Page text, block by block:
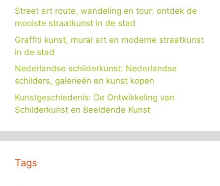
Street art route, wandeling en tour: ontdek de
mooiste straatkunst in de stad
Graffiti kunst, mural art en moderne straatkunst
in de stad
Nederlandse schilderkunst: Nederlandse
schilders, galerieën en kunst kopen
Kunstgeschiedenis: De Ontwikkeling van
Schilderkunst en Beeldende Kunst
Tags